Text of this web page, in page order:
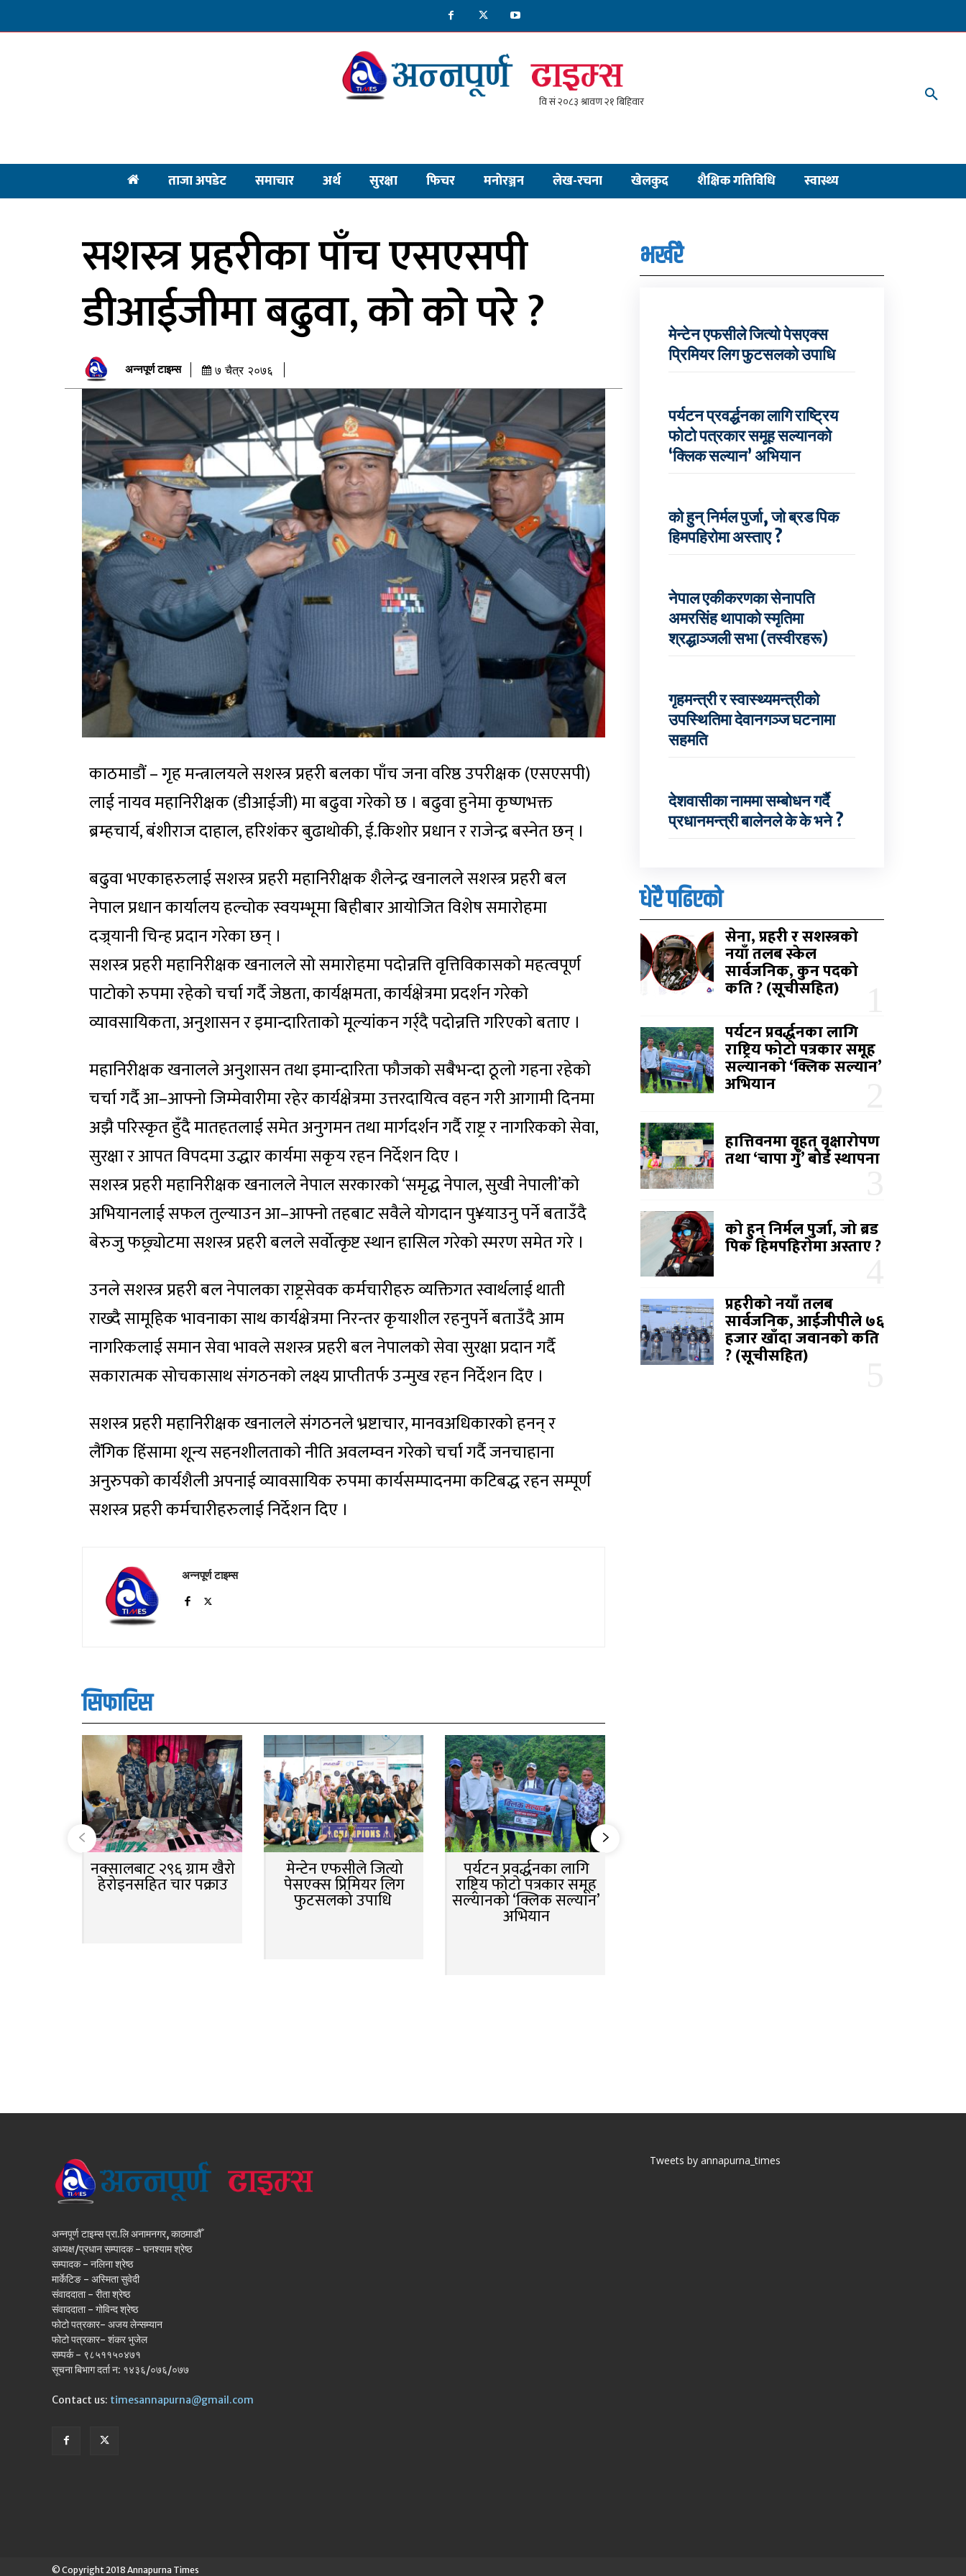
ताजा अपडेट समाचार अर्थ सुरक्षा फिचर मनाेरञ्जन लेख-रचना खेलकुद शैक्षिक गतिविधि स्वास्थ्य
सशस्त्र प्रहरीका पाँच एसएसपी
डीआईजीमा बढुवा, को को परे ?
अन्नपूर्ण टाइम्स ७ चैत्र २०७६
काठमाडौं – गृह मन्त्रालयले सशस्त्र प्रहरी बलका पाँच जना वरिष्ठ उपरीक्षक (एसएसपी)
लाई नायव महानिरीक्षक (डीआईजी) मा बढुवा गरेको छ । बढुवा हुनेमा कृष्णभक्त
ब्रम्हचार्य, बंशीराज दाहाल, हरिशंकर बुढाथोकी, ई.किशोर प्रधान र राजेन्द्र बस्नेत छन् ।
बढुवा भएकाहरुलाई सशस्त्र प्रहरी महानिरीक्षक शैलेन्द्र खनालले सशस्त्र प्रहरी बल
नेपाल प्रधान कार्यालय हल्चोक स्वयम्भूमा बिहीबार आयोजित विशेष समारोहमा
दज्र्यानी चिन्ह प्रदान गरेका छन् ।
सशस्त्र प्रहरी महानिरीक्षक खनालले सो समारोहमा पदोन्नत्ति वृत्तिविकासको महत्वपूर्ण
पाटोको रुपमा रहेको चर्चा गर्दै जेष्ठता, कार्यक्षमता, कार्यक्षेत्रमा प्रदर्शन गरेको
व्यावसायिकता, अनुशासन र इमान्दारिताको मूल्यांकन गर्र्दै पदोन्नत्ति गरिएको बताए ।
महानिरीक्षक खनालले अनुशासन तथा इमान्दारिता फौजको सबैभन्दा ठूलो गहना रहेको
चर्चा गर्दै आ–आफ्नो जिम्मेवारीमा रहेर कार्यक्षेत्रमा उत्तरदायित्व वहन गरी आगामी दिनमा
अझै परिस्कृत हुँदै मातहतलाई समेत अनुगमन तथा मार्गदर्शन गर्दै राष्ट्र र नागरिकको सेवा,
सुरक्षा र आपत विपदमा उद्धार कार्यमा सकृय रहन निर्देशन दिए ।
सशस्त्र प्रहरी महानिरीक्षक खनालले नेपाल सरकारको ‘समृद्ध नेपाल, सुखी नेपाली’को
अभियानलाई सफल तुल्याउन आ–आफ्नो तहबाट सवैले योगदान पु¥याउनु पर्ने बताउँदै
बेरुजु फछ्र्योटमा सशस्त्र प्रहरी बलले सर्वोत्कृष्ट स्थान हासिल गरेको स्मरण समेत गरे ।
उनले सशस्त्र प्रहरी बल नेपालका राष्ट्रसेवक कर्मचारीहरु व्यक्तिगत स्वार्थलाई थाती
राख्दै सामूहिक भावनाका साथ कार्यक्षेत्रमा निरन्तर कृयाशील रहनुपर्ने बताउँदै आम
नागरिकलाई समान सेवा भावले सशस्त्र प्रहरी बल नेपालको सेवा सुरक्षा प्रदान गर्दै
सकारात्मक सोचकासाथ संगठनको लक्ष्य प्राप्तीतर्फ उन्मुख रहन निर्देशन दिए ।
सशस्त्र प्रहरी महानिरीक्षक खनालले संगठनले भ्रष्टाचार, मानवअधिकारको हनन् र
लैंगिक हिंसामा शून्य सहनशीलताको नीति अवलम्वन गरेको चर्चा गर्दै जनचाहाना
अनुरुपको कार्यशैली अपनाई व्यावसायिक रुपमा कार्यसम्पादनमा कटिबद्ध रहन सम्पूर्ण
सशस्त्र प्रहरी कर्मचारीहरुलाई निर्देशन दिए ।
अन्नपूर्ण टाइम्स
सिफारिस
नक्सालबाट २९६ ग्राम खैरो
हेरोइनसहित चार पक्राउ
मेन्टेन एफसीले जित्यो
पेसएक्स प्रिमियर लिग
फुटसलको उपाधि
पर्यटन प्रवर्द्धनका लागि
राष्ट्रिय फोटो पत्रकार समूह
सल्यानको ‘क्लिक सल्यान’
अभियान
भर्खरै
मेन्टेन एफसीले जित्यो पेसएक्स
प्रिमियर लिग फुटसलको उपाधि
पर्यटन प्रवर्द्धनका लागि राष्ट्रिय
फोटो पत्रकार समूह सल्यानको
‘क्लिक सल्यान’ अभियान
को हुन् निर्मल पुर्जा, जो ब्रड पिक
हिमपहिरोमा अस्ताए ?
नेपाल एकीकरणका सेनापति
अमरसिंह थापाको स्मृतिमा
श्रद्धाञ्जली सभा (तस्वीरहरू)
गृहमन्त्री र स्वास्थ्यमन्त्रीको
उपस्थितिमा देवानगञ्ज घटनामा
सहमति
देशवासीका नाममा सम्बोधन गर्दै
प्रधानमन्त्री बालेनले के के भने ?
धेरै पढिएको
सेना, प्रहरी र सशस्त्रको
नयाँ तलब स्केल
सार्वजनिक, कुन पदको
कति ? (सूचीसहित)
पर्यटन प्रवर्द्धनका लागि
राष्ट्रिय फोटो पत्रकार समूह
सल्यानको ‘क्लिक सल्यान’
अभियान
हात्तिवनमा वृहत् वृक्षारोपण
तथा ‘चापा गुँ’ बोर्ड स्थापना
को हुन् निर्मल पुर्जा, जो ब्रड
पिक हिमपहिरोमा अस्ताए ?
प्रहरीको नयाँ तलब
सार्वजनिक, आईजीपीले ७६
हजार खाँदा जवानको कति
? (सूचीसहित)
अन्नपूर्ण टाइम्स प्रा.लि अनामनगर, काठमाडौँ
अध्यक्ष/प्रधान सम्पादक - घनश्याम श्रेष्ठ
सम्पादक - नलिना श्रेष्ठ
मार्केटिङ - अस्मिता सुवेदी
संवाददाता - रीता श्रेष्ठ
संवाददाता - गोविन्द श्रेष्ठ
फोटो पत्रकार- अजय लेन्सम्यान
फोटो पत्रकार- शंकर भुजेल
सम्पर्क - ९८५११५०४७१
सूचना बिभाग दर्ता न: १४३६/०७६/०७७
Contact us: timesannapurna@gmail.com
Tweets by annapurna_times
© Copyright 2018 Annapurna Times